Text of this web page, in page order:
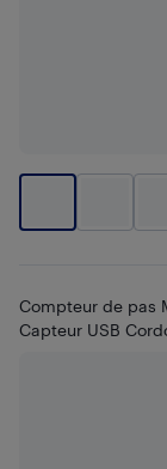
Compteur de pas
Capteur USB